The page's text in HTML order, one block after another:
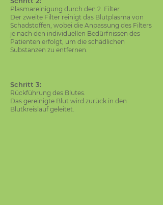
Plasmareinigung durch den 2. Filter.
Der zweite Filter reinigt das Blutplasma von
Schadstoffen, wobei die Anpassung des Filters
je nach den individuellen Bedürfnissen des
Patienten erfolgt, um die schädlichen
Substanzen zu entfernen.
Schritt 3:
Rückführung des Blutes.
Das gereinigte Blut wird zurück in den
Blutkreislauf geleitet.